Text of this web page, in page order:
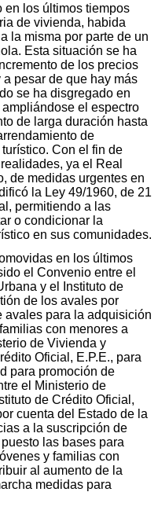
en los últimos tiempos
de vivienda, habida
la misma por parte de un
Esta situación se ha
de los precios
pesar de que hay más
se ha disgregado en
el espectro
de larga duración hasta
de
Con el fin de
ya el Real
de medidas urgentes en
la Ley 49/1960, de 21
permitiendo a las
o condicionar la
en sus comunidades.
en los últimos
el Convenio entre el
y el Instituto de
de los avales por
avales para la adquisición
con menores a
de Vivienda y
Oficial, E.P.E., para
para promoción de
el Ministerio de
de Crédito Oficial,
cuenta del Estado de la
a la suscripción de
las bases para
y familias con
al aumento de la
medidas para